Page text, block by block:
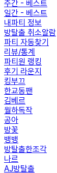
주간 - 베스트
일간 - 베스트
내파티 정보
방탈출 취소알람
파티 자동찾기
리뷰/통계
파티원 랭킹
후기 라운지
킹부끄
한교동팬
김베르
월하독작
공아
방꽃
뱅뱅
방탈출한조각
나르
AJ방탈출